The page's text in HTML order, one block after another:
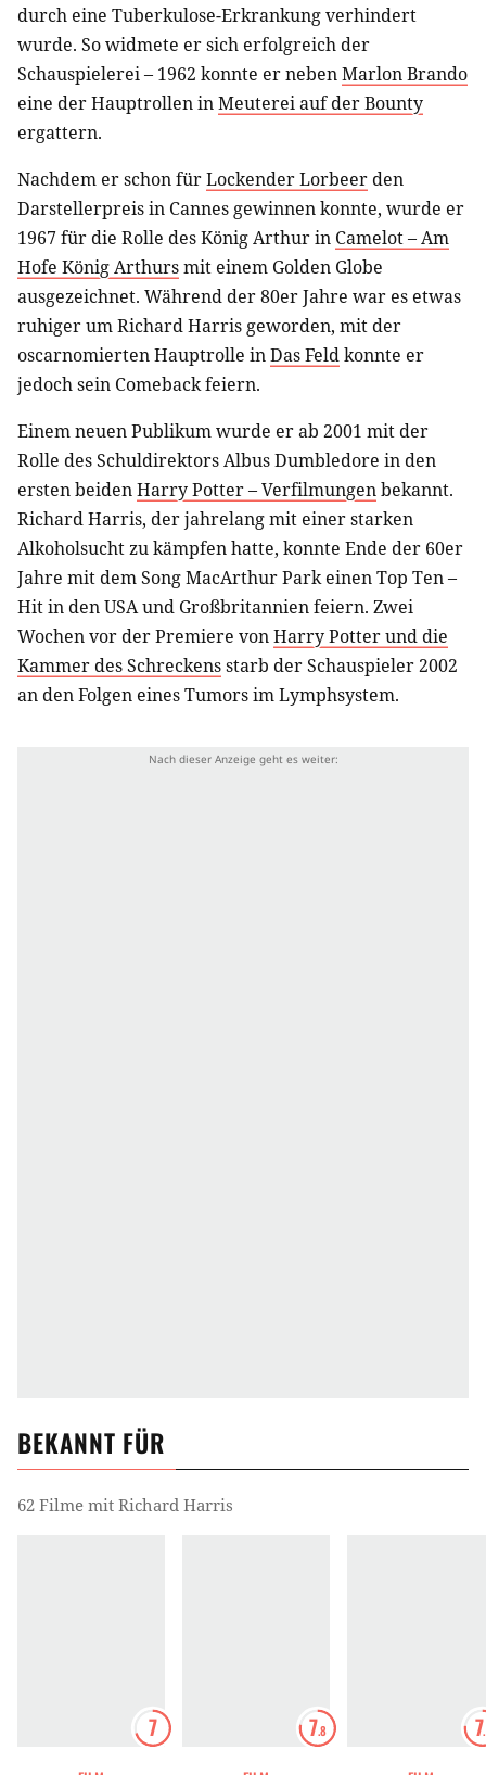
durch eine Tuberkulose-Erkrankung verhindert
wurde. So widmete er sich erfolgreich der
Schauspielerei – 1962 konnte er nebenMarlon Brando
eine der Hauptrollen inMeuterei auf der Bounty
ergattern.
Nachdem er schon fürLockender Lorbeer den
Darstellerpreis in Cannes gewinnen konnte, wurde er
1967 für die Rolle des König Arthur in Camelot – Am
Hofe König Arthursmit einem Golden Globe
ausgezeichnet. Während der 80er Jahre war es etwas
ruhiger um Richard Harris geworden, mit der
oscarnomierten Hauptrolle inDas Feldkonnte er
jedoch sein Comeback feiern.
Einem neuen Publikum wurde er ab 2001 mit der
Rolle des Schuldirektors Albus Dumbledore in den
ersten beidenHarry Potter – Verfilmungenbekannt.
Richard Harris, der jahrelang mit einer starken
Alkoholsucht zu kämpfen hatte, konnte Ende der 60er
Jahre mit dem Song MacArthur Park einen Top Ten –
Hit in den USA und Großbritannien feiern. Zwei
Wochen vor der Premiere vonHarry Potter und die
Kammer des Schreckensstarb der Schauspieler 2002
an den Folgen eines Tumors im Lymphsystem.
BEKANNT FÜR
62 Filme mit Richard Harris
7 7.8 7